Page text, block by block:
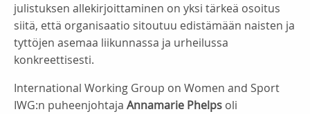
julistuksen allekirjoittaminen on yksi tärkeä osoitus
siitä, että organisaatio sitoutuu edistämään naisten ja
tyttöjen asemaa liikunnassa ja urheilussa
konkreettisesti.
International Working Group on Women and Sport
IWG:n puheenjohtaja Annamarie Phelps oli